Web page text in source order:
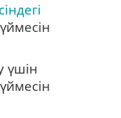
үшін